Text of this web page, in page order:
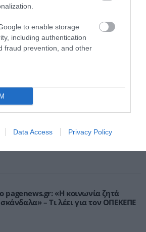
to enable storage
including authentication
fraud prevention, and other
Data Access Privacy Policy
«Το ΠΑΣΟΚ μπλοκάρει τη
«Η κοινωνία ζητά
– Τι λέει για τον ΟΠΕΚΕΠΕ